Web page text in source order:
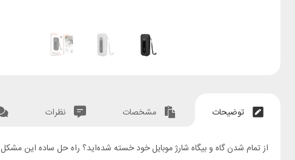
توضیحات مشخصات نظرات
از تمام شدن گاه و بیگاه شارژ موبایل خود خسته شده‌اید؟ راه حل ساده این